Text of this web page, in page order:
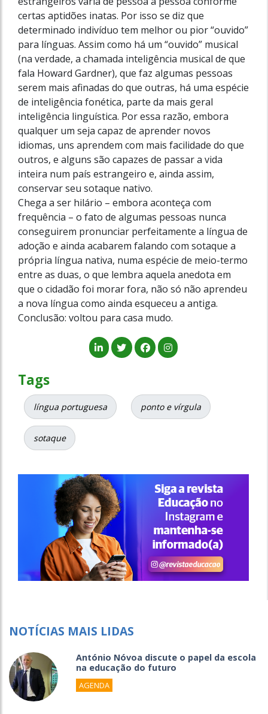
certas aptidões inatas. Por isso se diz que
determinado indivíduo tem melhor ou pior “ouvido”
para línguas. Assim como há um “ouvido” musical
(na verdade, a chamada inteligência musical de que
fala Howard Gardner), que faz algumas pessoas
serem mais afinadas do que outras, há uma espécie
de inteligência fonética, parte da mais geral
inteligência linguística. Por essa razão, embora
qualquer um seja capaz de aprender novos
idiomas, uns aprendem com mais facilidade do que
outros, e alguns são capazes de passar a vida
inteira num país estrangeiro e, ainda assim,
conservar seu sotaque nativo.
Chega a ser hilário – embora aconteça com
frequência – o fato de algumas pessoas nunca
conseguirem pronunciar perfeitamente a língua de
adoção e ainda acabarem falando com sotaque a
própria língua nativa, numa espécie de meio-termo
entre as duas, o que lembra aquela anedota em
que o cidadão foi morar fora, não só não aprendeu
a nova língua como ainda esqueceu a antiga.
Conclusão: voltou para casa mudo.
Tags
língua portuguesa ponto e vírgula
sotaque
NOTÍCIAS MAIS LIDAS
António Nóvoa discute o papel da escola
na educação do futuro
AGENDA